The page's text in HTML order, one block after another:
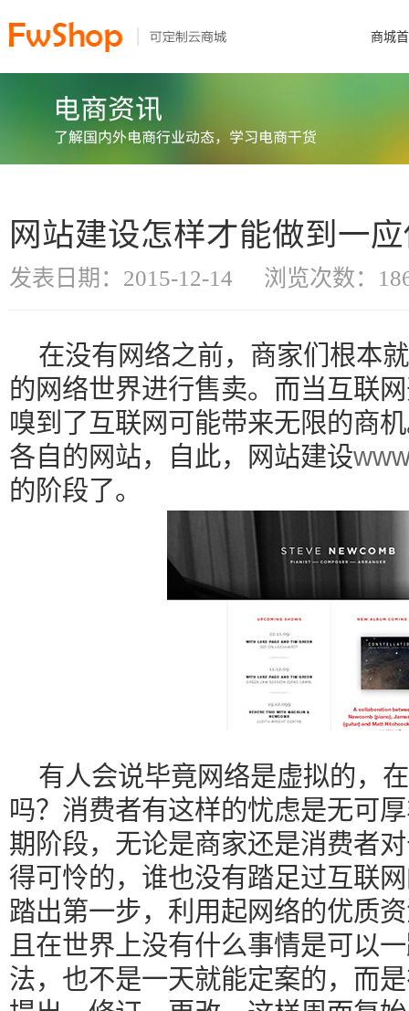
商城
网站建设怎样才能做到一
发表日期：2015-12-14 浏览次数：
在没有网络之前，商家们根本
的网络世界进行售卖。而当互联
嗅到了互联网可能带来无限的商
各自的网站，自此，网站建设
的阶段了。
有人会说毕竟网络是虚拟的，
吗？消费者有这样的忧虑是无可
期阶段，无论是商家还是消费者
得可怜的，谁也没有踏足过互联
踏出第一步，利用起网络的优质
且在世界上没有什么事情是可以
法，也不是一天就能定案的，而